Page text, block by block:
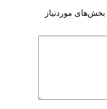
بخش‌های موردنیاز